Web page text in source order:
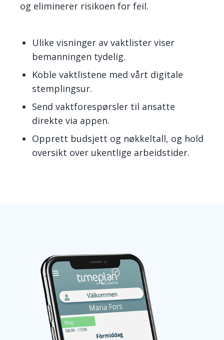
og eliminerer risikoen for feil.
Ulike visninger av vaktlister viser
bemanningen tydelig.
Koble vaktlistene med vårt digitale
stemplingsur.
Send vaktforespørsler til ansatte
direkte via appen.
Opprett budsjett og nøkkeltall, og hold
oversikt over ukentlige arbeidstider.